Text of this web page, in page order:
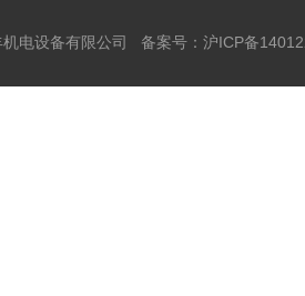
电设备有限公司 备案号： 沪ICP备